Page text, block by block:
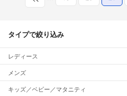
タイプで絞り込み
レディース
メンズ
キッズ／ベビー／マタニティ